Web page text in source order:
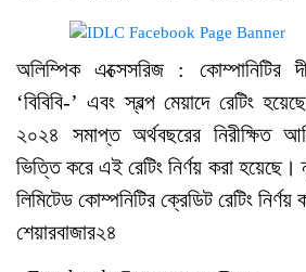
অলিম্পিক এক্সেসরিজ : কোম্পানিটির
‘বিবিবি-’ এবং স্বল্প মেয়াদে রেটিং
২০২৪ সমাপ্ত অর্থবছরের নিরীক্ষিত
ভিত্তি করে এই রেটিং নির্ণয় করা হয়েছে।
লিমিটেড কোম্পনিটির ক্রেডিট রেটিং নির্ণয়
শেয়ারবাজার২৪